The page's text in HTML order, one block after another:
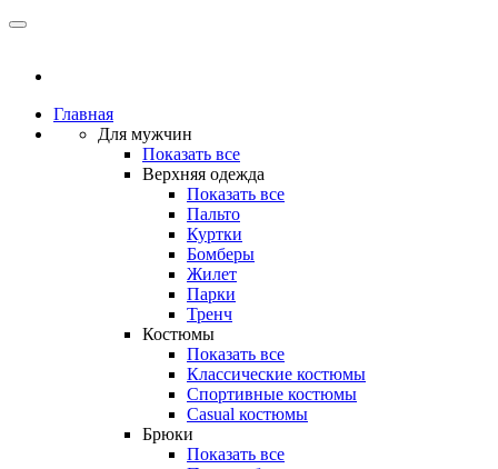
Главная
Для мужчин
Показать все
Верхняя одежда
Показать все
Пальто
Куртки
Бомберы
Жилет
Парки
Тренч
Костюмы
Показать все
Классические костюмы
Спортивные костюмы
Casual костюмы
Брюки
Показать все